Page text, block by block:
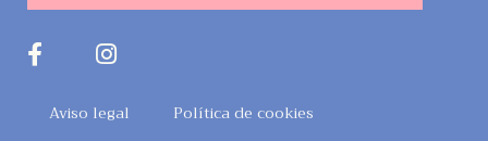
Aviso legal Política de cookies